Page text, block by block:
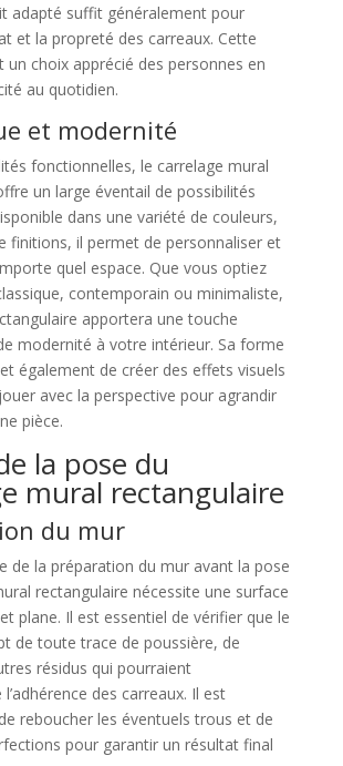
adapté suffit généralement pour
et la propreté des carreaux. Cette
un choix apprécié des personnes en
au quotidien.
et modernité
fonctionnelles, le carrelage mural
un large éventail de possibilités
dans une variété de couleurs,
finitions, il permet de personnaliser et
quel espace. Que vous optiez
contemporain ou minimaliste,
apportera une touche
modernité à votre intérieur. Sa forme
également de créer des effets visuels
avec la perspective pour agrandir
pièce.
la pose du
mural rectangulaire
du mur
de la préparation du mur avant la pose
rectangulaire nécessite une surface
plane. Il est essentiel de vérifier que le
de toute trace de poussière, de
résidus qui pourraient
des carreaux. Il est
reboucher les éventuels trous et de
pour garantir un résultat final